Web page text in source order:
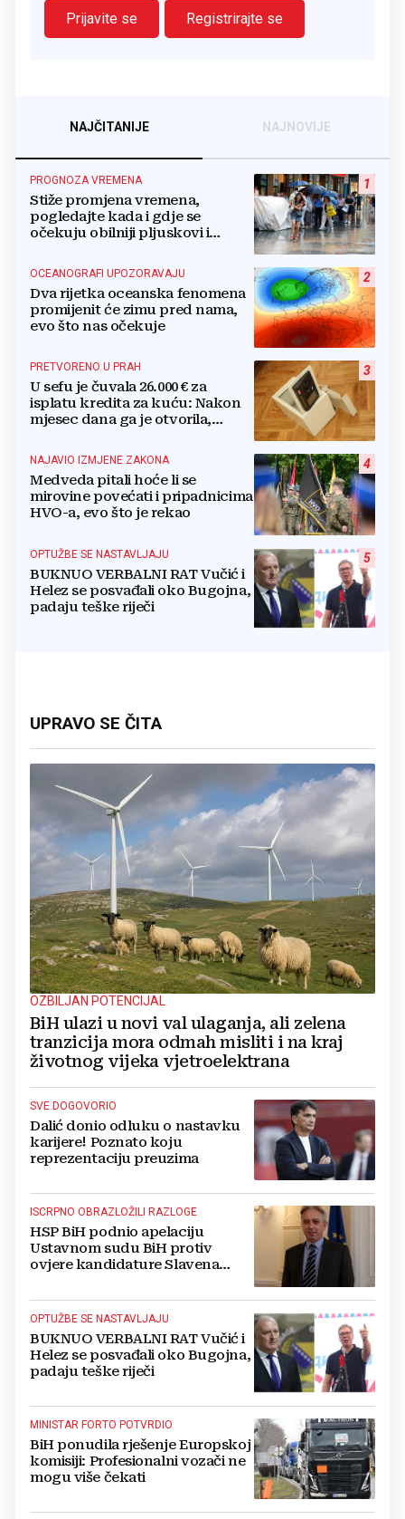
Prijavite se
Registrirajte se
NAJČITANIJE NAJNOVIJE
1
PROGNOZA VREMENA
Stiže promjena vremena,
pogledajte kada i gdje se
očekuju obilniji pljuskovi i
2
OCEANOGRAFI UPOZORAVAJU
Dva rijetka oceanska fenomena
promijenit će zimu pred nama,
evo što nas očekuje
3
PRETVORENO U PRAH
U sefu je čuvala 26.000 € za
isplatu kredita za kuću: Nakon
mjesec dana ga je otvorila,
4
NAJAVIO IZMJENE ZAKONA
Medveda pitali hoće li se
mirovine povećati i pripadnicima
HVO-a, evo što je rekao
5
OPTUŽBE SE NASTAVLJAJU
BUKNUO VERBALNI RAT Vučić i
Helez se posvađali oko Bugojna,
padaju teške riječi
UPRAVO SE ČITA
OZBILJAN POTENCIJAL
BiH ulazi u novi val ulaganja, ali zelena
tranzicija mora odmah misliti i na kraj
životnog vijeka vjetroelektrana
SVE DOGOVORIO
Dalić donio odluku o nastavku
karijere! Poznato koju
reprezentaciju preuzima
ISCRPNO OBRAZLOŽILI RAZLOGE
HSP BiH podnio apelaciju
Ustavnom sudu BiH protiv
ovjere kandidature Slavena
OPTUŽBE SE NASTAVLJAJU
BUKNUO VERBALNI RAT Vučić i
Helez se posvađali oko Bugojna,
padaju teške riječi
MINISTAR FORTO POTVRDIO
BiH ponudila rješenje Europskoj
komisiji: Profesionalni vozači ne
mogu više čekati